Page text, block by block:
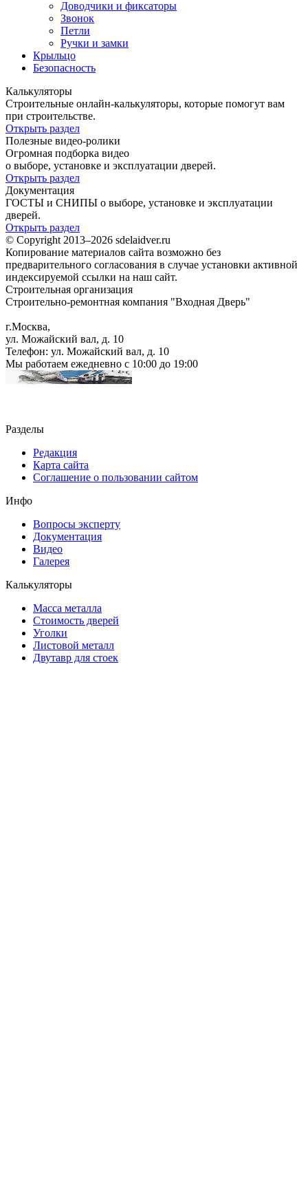
Доводчики и фиксаторы
Звонок
Петли
Ручки и замки
Крыльцо
Безопасность
Калькуляторы
Строительные онлайн-калькуляторы, которые помогут вам
при строительстве.
Открыть раздел
Полезные видео-ролики
Огромная подборка видео
о выборе, установке и эксплуатации дверей.
Открыть раздел
Документация
ГОСТЫ и СНИПЫ о выборе, установке и эксплуатации
дверей.
Открыть раздел
© Copyright 2013–2026 sdelaidver.ru
Копирование материалов сайта возможно без
предварительного согласования в случае установки активной
индексируемой ссылки на наш сайт.
Строительная организация
Строительно-ремонтная компания "Входная Дверь"
г.Москва,
ул. Можайский вал, д. 10
Телефон: ул. Можайский вал, д. 10
Мы работаем ежедневно с 10:00 до 19:00
Разделы
Редакция
Карта сайта
Соглашение о пользовании сайтом
Инфо
Вопросы эксперту
Документация
Видео
Галерея
Калькуляторы
Масса металла
Стоимость дверей
Уголки
Листовой металл
Двутавр для стоек